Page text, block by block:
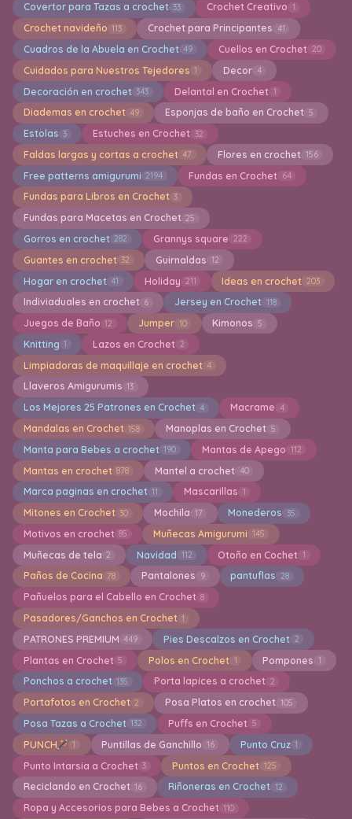
Covertor para Tazas a crochet 33 Crochet Creativo 1
Crochet navideño 113 Crochet para Principantes 41
Cuadros de la Abuela en Crochet 49 Cuellos en Crochet 20
Cuidados para Nuestros Tejedores 1 Decor 4
Decoración en crochet 343 Delantal en Crochet 1
Diademas en crochet 49 Esponjas de baño en Crochet 5
Estolas 3 Estuches en Crochet 32
Faldas largas y cortas a crochet 47 Flores en crochet 156
Free patterns amigurumi 2194 Fundas en Crochet 64
Fundas para Libros en Crochet 3
Fundas para Macetas en Crochet 25
Gorros en crochet 282 Grannys square 222
Guantes en crochet 32 Guirnaldas 12
Hogar en crochet 41 Holiday 211 Ideas en crochet 203
Indiviaduales en crochet 6 Jersey en Crochet 118
Juegos de Baño 12 Jumper 10 Kimonos 5
Knitting 1 Lazos en Crochet 2
Limpiadoras de maquillaje en crochet 4
Llaveros Amigurumis 13
Los Mejores 25 Patrones en Crochet 4 Macrame 4
Mandalas en Crochet 158 Manoplas en Crochet 5
Manta para Bebes a crochet 190 Mantas de Apego 112
Mantas en crochet 878 Mantel a crochet 40
Marca paginas en crochet 11 Mascarillas 1
Mitones en Crochet 30 Mochila 17 Monederos 35
Motivos en crochet 85 Muñecas Amigurumi 145
Muñecas de tela 2 Navidad 112 Otoño en Cochet 1
Paños de Cocina 78 Pantalones 9 pantuflas 28
Pañuelos para el Cabello en Crochet 8
Pasadores/Ganchos en Crochet 1
PATRONES PREMIUM 449 Pies Descalzos en Crochet 2
Plantas en Crochet 5 Polos en Crochet 1 Pompones 1
Ponchos a crochet 135 Porta lapices a crochet 2
Portafotos en Crochet 2 Posa Platos en crochet 105
Posa Tazas a Crochet 132 Puffs en Crochet 5
PUNCH 1 Puntillas de Ganchillo 16 Punto Cruz 1
Punto Intarsia a Crochet 3 Puntos en Crochet 125
Reciclando en Crochet 16 Riñoneras en Crochet 12
Ropa y Accesorios para Bebes a Crochet 110